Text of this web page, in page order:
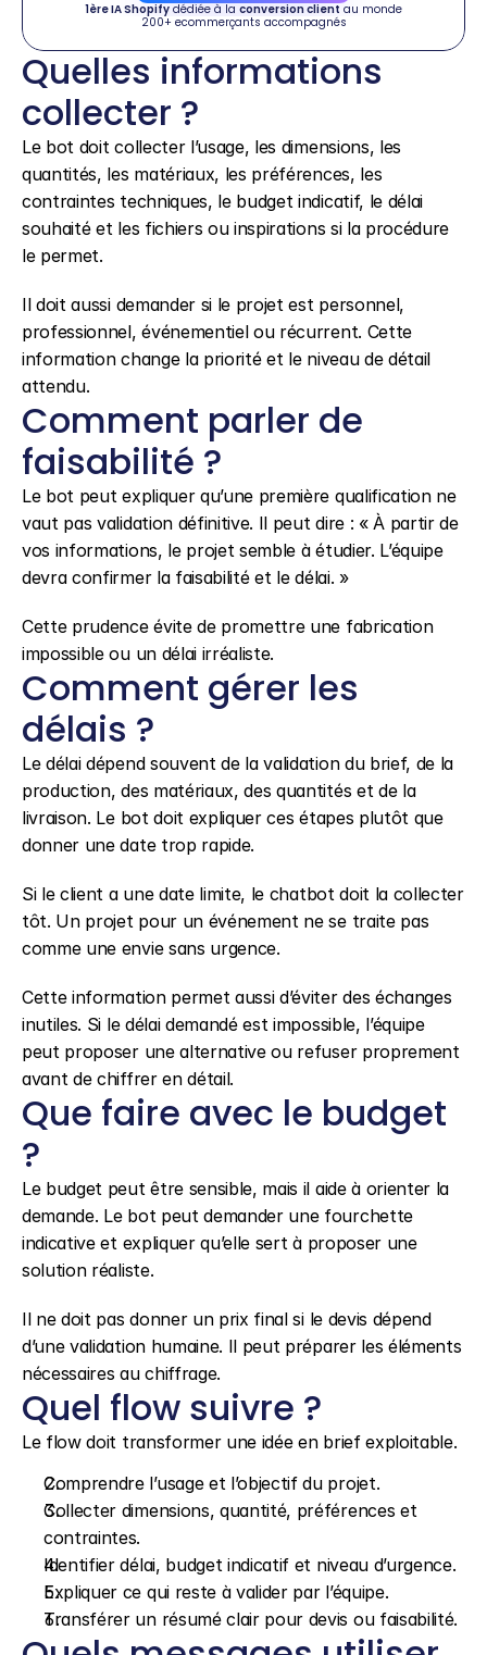
1ère IA Shopify dédiée à la conversion client au monde
200+ ecommerçants accompagnés
Quelles informations
collecter ?
Le bot doit collecter l’usage, les dimensions, les
quantités, les matériaux, les préférences, les
contraintes techniques, le budget indicatif, le délai
souhaité et les fichiers ou inspirations si la procédure
le permet.
Il doit aussi demander si le projet est personnel,
professionnel, événementiel ou récurrent. Cette
information change la priorité et le niveau de détail
attendu.
Comment parler de
faisabilité ?
Le bot peut expliquer qu’une première qualification ne
vaut pas validation définitive. Il peut dire : « À partir de
vos informations, le projet semble à étudier. L’équipe
devra confirmer la faisabilité et le délai. »
Cette prudence évite de promettre une fabrication
impossible ou un délai irréaliste.
Comment gérer les
délais ?
Le délai dépend souvent de la validation du brief, de la
production, des matériaux, des quantités et de la
livraison. Le bot doit expliquer ces étapes plutôt que
donner une date trop rapide.
Si le client a une date limite, le chatbot doit la collecter
tôt. Un projet pour un événement ne se traite pas
comme une envie sans urgence.
Cette information permet aussi d’éviter des échanges
inutiles. Si le délai demandé est impossible, l’équipe
peut proposer une alternative ou refuser proprement
avant de chiffrer en détail.
Que faire avec le budget
?
Le budget peut être sensible, mais il aide à orienter la
demande. Le bot peut demander une fourchette
indicative et expliquer qu’elle sert à proposer une
solution réaliste.
Il ne doit pas donner un prix final si le devis dépend
d’une validation humaine. Il peut préparer les éléments
nécessaires au chiffrage.
Quel flow suivre ?
Le flow doit transformer une idée en brief exploitable.
Comprendre l’usage et l’objectif du projet.
Collecter dimensions, quantité, préférences et
contraintes.
Identifier délai, budget indicatif et niveau d’urgence.
Expliquer ce qui reste à valider par l’équipe.
Transférer un résumé clair pour devis ou faisabilité.